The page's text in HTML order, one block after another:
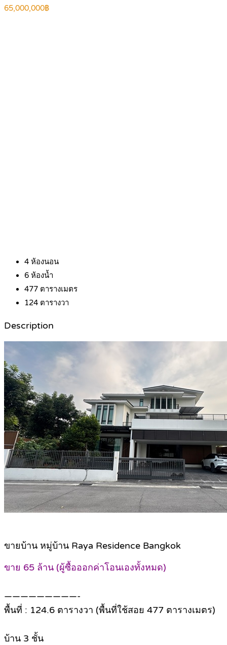
65,000,000฿
4 ห้องนอน
6 ห้องน้ำ
477 ตารางเมตร
124 ตารางวา
Description
ขายบ้าน หมู่บ้าน Raya Residence Bangkok
ขาย 65 ล้าน (ผู้ซื้อออกค่าโอนเองทั้งหมด)
—————————-
พื้นที่ : 124.6 ตารางวา (พื้นที่ใช้สอย 477 ตารางเมตร)
บ้าน 3 ชั้น